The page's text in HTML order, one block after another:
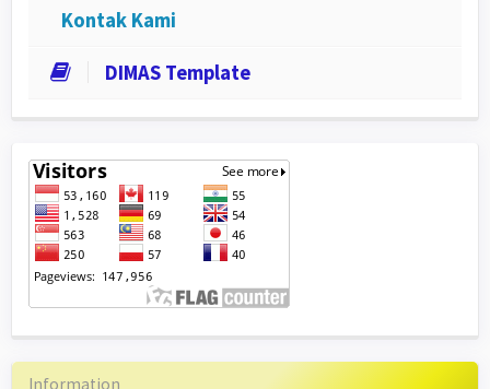
Kontak Kami
DIMAS Template
Information